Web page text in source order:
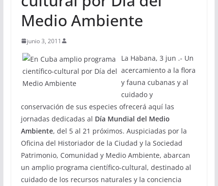
Medio Ambiente
junio 3, 2011
La Habana, 3 jun .- Un
acercamiento a la flora
y fauna cubanas y al
cuidado y
conservación de sus especies ofrecerá aquí las
jornadas dedicadas al Día Mundial del Medio
Ambiente, del 5 al 21 próximos. Auspiciadas por la
Oficina del Historiador de la Ciudad y la Sociedad
Patrimonio, Comunidad y Medio Ambiente, abarcan
un amplio programa científico-cultural, destinado al
cuidado de los recursos naturales y la conciencia